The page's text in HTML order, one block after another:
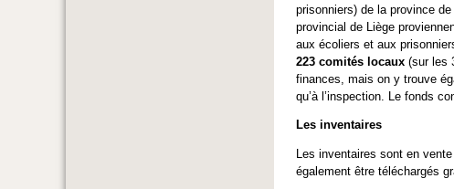
prisonniers) de la province
provincial de Liège
aux écoliers et aux
223 comités locaux (sur les
finances, mais on y trouve
qu’à l’inspection. Le fonds
Les inventaires
Les inventaires sont en
également être téléchargés